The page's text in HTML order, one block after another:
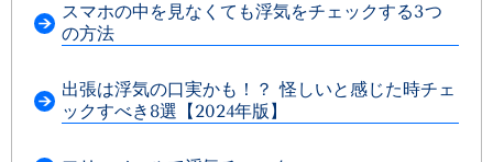
スマホの中を見なくても浮気をチェックする3つ
の方法
出張は浮気の口実かも！？ 怪しいと感じた時チェ
ックすべき8選【2024年版】